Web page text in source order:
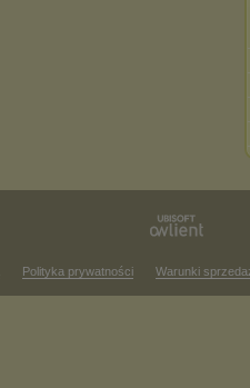
Polityka prywatności Warunki